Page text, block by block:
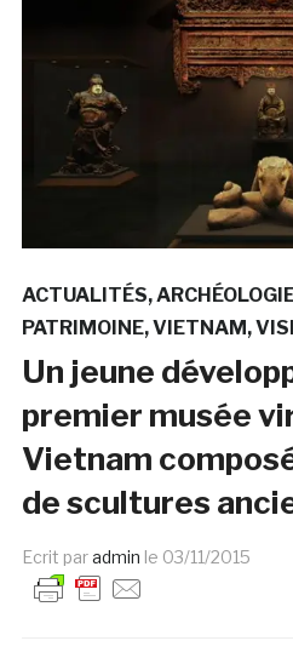
ACTUALITÉS
PATRIMOINE VIETNAM
Un jeune
premier musée
Vietnam
de scultures
Ecrit paradmin le 03/11/2015